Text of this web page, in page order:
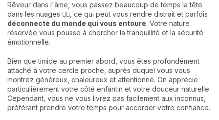
Rêveur dans l'âme, vous passez beaucoup de temps la tête
dans les nuages 😶‍🌫️, ce qui peut vous rendre distrait et parfois
déconnecté du monde qui vous entoure. Votre nature
réservée vous pousse à chercher la tranquillité et la sécurité
émotionnelle.
Bien que timide au premier abord, vous êtes profondément
attaché à votre cercle proche, auprès duquel vous vous
montrez généreux, chaleureux et attentionné. On apprécie
particulièrement votre côté enfantin et votre douceur naturelle.
Cependant, vous ne vous livrez pas facilement aux inconnus,
préférant prendre votre temps pour accorder votre confiance.